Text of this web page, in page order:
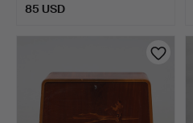
85 USD